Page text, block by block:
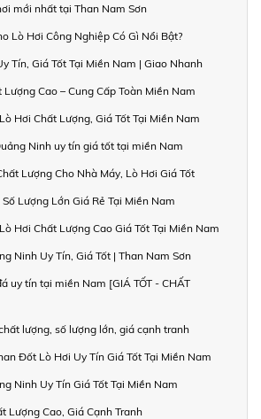
mới nhất tại Than Nam Sơn
Lò Hơi Công Nghiệp Có Gì Nổi Bật?
Tín, Giá Tốt Tại Miền Nam | Giao Nhanh
Cao – Cung Cấp Toàn Miền Nam
Hơi Chất Lượng, Giá Tốt Tại Miền Nam
Ninh uy tín giá tốt tại miền Nam
Lượng Cho Nhà Máy, Lò Hơi Giá Tốt
Lượng Lớn Giá Rẻ Tại Miền Nam
Hơi Chất Lượng Cao Giá Tốt Tại Miền Nam
Ninh Uy Tín, Giá Tốt | Than Nam Sơn
uy tín tại miền Nam [GIÁ TỐT - CHẤT
lượng, số lượng lớn, giá cạnh tranh
Đốt Lò Hơi Uy Tín Giá Tốt Tại Miền Nam
Ninh Uy Tín Giá Tốt Tại Miền Nam
Lượng Cao, Giá Cạnh Tranh